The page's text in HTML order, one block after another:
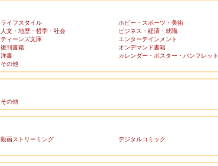
ライフスタイル ホビー・スポーツ・美術
人文・地歴・哲学・社会 ビジネス・経済・就職
ティーンズ文庫 エンターテインメント
復刊書籍 オンデマンド書籍
洋書 カレンダー・ポスター・パンフレット
その他
その他
動画ストリーミング デジタルコミック